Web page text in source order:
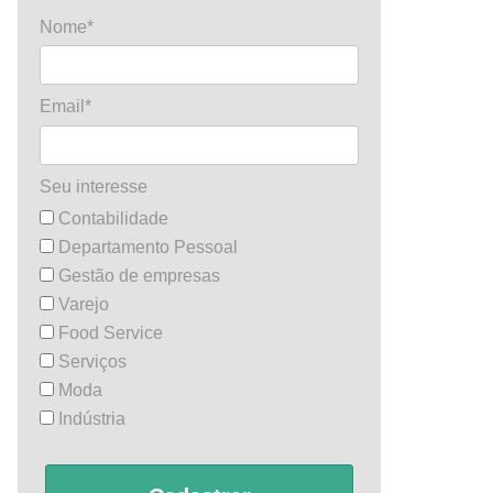
Nome*
Email*
Seu interesse
Contabilidade
Departamento Pessoal
Gestão de empresas
Varejo
Food Service
Serviços
Moda
Indústria